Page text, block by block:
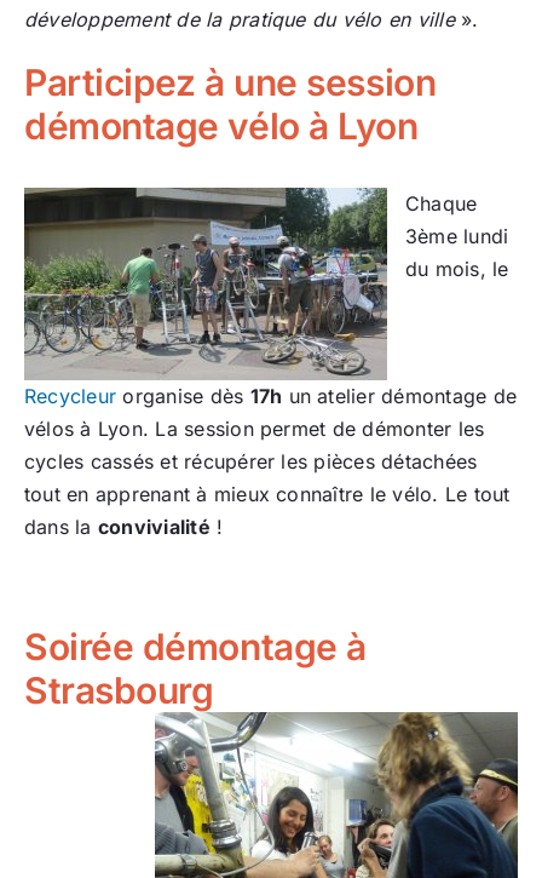
développement de la pratique du vélo en ville ».
Participez à une session
démontage vélo à Lyon
Chaque
3ème lundi
du mois, le
Recycleur organise dès 17h un atelier démontage de
vélos à Lyon. La session permet de démonter les
cycles cassés et récupérer les pièces détachées
tout en apprenant à mieux connaître le vélo. Le tout
dans la convivialité !
Soirée démontage à
Strasbourg